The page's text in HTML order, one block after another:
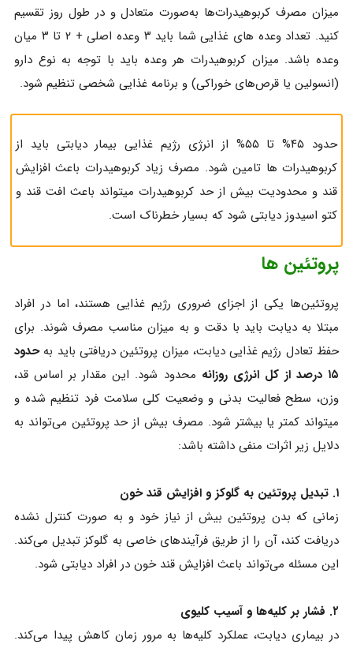
میزان مصرف کربوهیدرات‌ها به‌صورت متعادل و در طول روز تقسیم
کنید. تعداد وعده های غذایی شما باید ۳ وعده اصلی + ۲ تا ۳ میان‌
وعده باشد. میزان کربوهیدرات هر وعده باید با توجه به نوع دارو
(انسولین یا قرص‌های خوراکی) و برنامه غذایی شخصی تنظیم شود.
حدود ۴۵% تا ۵۵% از انرژی رژیم غذایی بیمار دیابتی باید از
کربوهیدرات ها تامین شود. مصرف زیاد کربوهیدرات باعث افزایش
قند و محدودیت بیش از حد کربوهیدرات میتواند باعث افت قند و
کتو اسیدوز دیابتی شود که بسیار خطرناک است.
پروتئین ها
پروتئین‌ها یکی از اجزای ضروری رژیم غذایی هستند، اما در افراد
مبتلا به دیابت باید با دقت و به میزان مناسب مصرف شوند. برای
حفظ تعادل رژیم غذایی دیابت، میزان پروتئین دریافتی باید بهحدود
۱۵ درصد از کل انرژی روزانه
محدود شود. این مقدار بر اساس قد،
وزن، سطح فعالیت بدنی و وضعیت کلی سلامت فرد تنظیم شده و
میتواند کمتر یا بیشتر شود. مصرف بیش از حد پروتئین می‌تواند به
دلایل زیر اثرات منفی داشته باشد:
۱. تبدیل پروتئین به گلوکز و افزایش قند خون
زمانی که بدن پروتئین بیش از نیاز خود و به صورت کنترل نشده
دریافت کند، آن را از طریق فرآیندهای خاصی به گلوکز تبدیل می‌کند.
این مسئله می‌تواند باعث افزایش قند خون در افراد دیابتی شود.
۲. فشار بر کلیه‌ها و آسیب کلیوی
در بیماری دیابت، عملکرد کلیه‌ها به مرور زمان کاهش پیدا می‌کند.